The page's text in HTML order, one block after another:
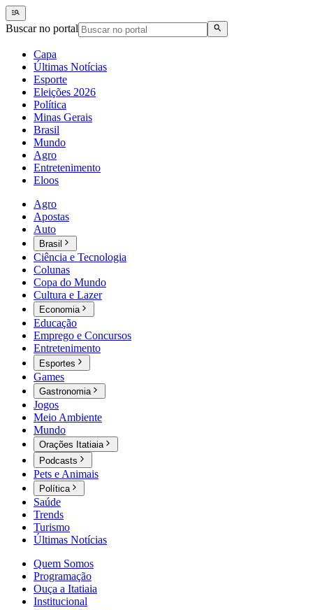
Buscar no portal
Capa
Últimas Notícias
Esporte
Eleições 2026
Política
Minas Gerais
Brasil
Mundo
Agro
Entretenimento
Eloos
Agro
Apostas
Auto
Brasil
Ciência e Tecnologia
Colunas
Copa do Mundo
Cultura e Lazer
Economia
Educação
Emprego e Concursos
Entretenimento
Esportes
Games
Gastronomia
Jogos
Meio Ambiente
Mundo
Orações Itatiaia
Podcasts
Pets e Animais
Política
Saúde
Trends
Turismo
Últimas Notícias
Quem Somos
Programação
Ouça a Itatiaia
Institucional